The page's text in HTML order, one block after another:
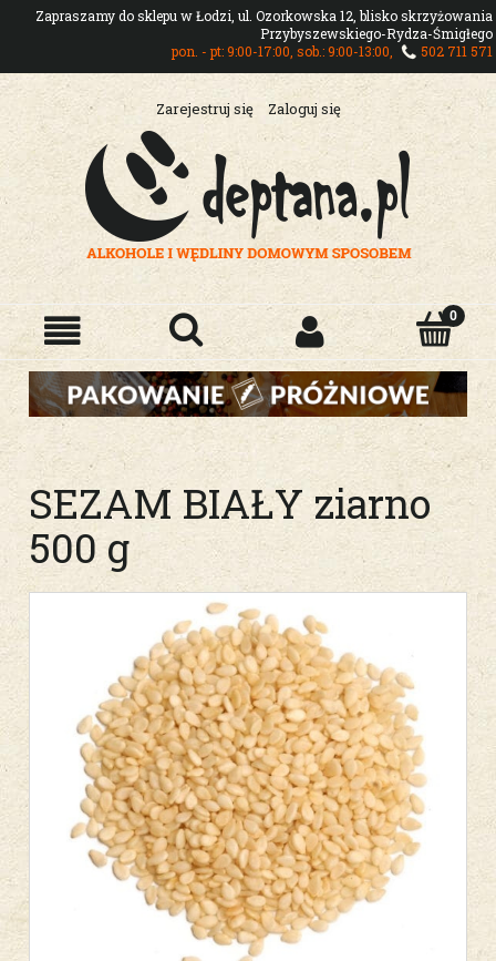
Zapraszamy do sklepu w Łodzi, ul. Ozorkowska 12, blisko skrzyżowania
Przybyszewskiego-Rydza-Śmigłego
pon. - pt: 9:00-17:00, sob.: 9:00-13:00,
502 711 571
Zarejestruj się Zaloguj się
SEZAM BIAŁY ziarno
500 g